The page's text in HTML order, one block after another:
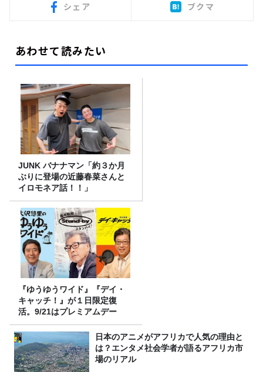
シェア ブクマ
あわせて読みたい
JUNK バナナマン「約３か月
ぶりに登場の近藤春菜さんと
イロモネア話！！」
『ゆうゆうワイド』『デイ・
キャッチ！』が１日限定復
活。9/21はプレミアムデー
日本のアニメがアフリカで人気の理由と
は？エンタメ社会学者が語るアフリカ市
場のリアル